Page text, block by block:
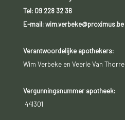
Tel: 09 228 32 36
E-mail: wim.verbeke@proximus.be
Verantwoordelijke apothekers:
Wim Verbeke en Veerle Van Thorre
Vergunningsnummer apotheek:
441301